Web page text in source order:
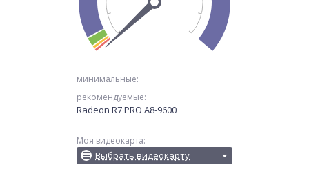
минимальные:
рекомендуемые:
Radeon R7 PRO A8-9600
Моя видеокарта:
Выбрать видеокарту